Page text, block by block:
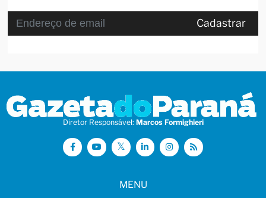
Cadastrar
Diretor Responsável: Marcos Formighieri
MENU